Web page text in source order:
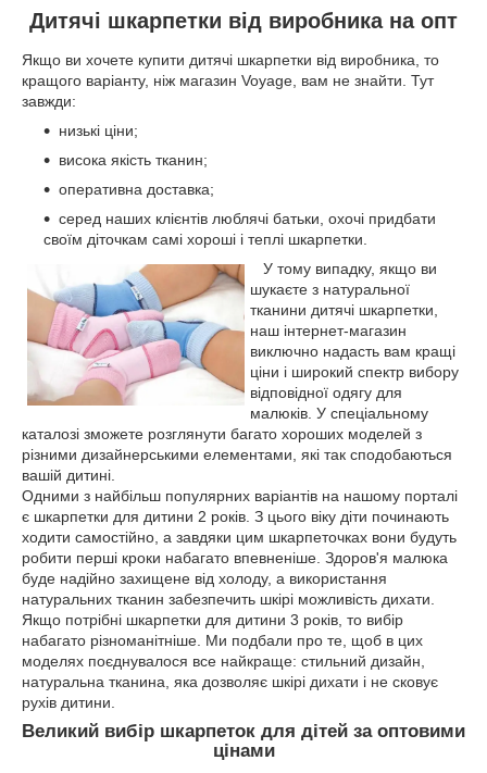
Дитячі шкарпетки від виробника на опт
Якщо ви хочете купити дитячі шкарпетки від виробника, то
кращого варіанту, ніж магазин Voyage , вам не знайти. Тут
завжди:
низькі ціни;
висока якість тканин;
оперативна доставка;
серед наших клієнтів люблячі батьки, охочі придбати
своїм діточкам самі хороші і теплі шкарпетки.
У тому випадку, якщо ви
шукаєте з натуральної
тканини дитячі шкарпетки,
наш інтернет-магазин
виключно надасть вам кращі
ціни і широкий спектр вибору
відповідної одягу для
малюків. У спеціальному
каталозі зможете розглянути багато хороших моделей з
різними дизайнерськими елементами, які так сподобаються
вашій дитині.
Одними з найбільш популярних варіантів на нашому порталі
є шкарпетки для дитини 2 років. З цього віку діти починають
ходити самостійно, а завдяки цим шкарпеточках вони будуть
робити перші кроки набагато впевненіше. Здоров'я малюка
буде надійно захищене від холоду, а використання
натуральних тканин забезпечить шкірі можливість дихати.
Якщо потрібні шкарпетки для дитини 3 років, то вибір
набагато різноманітніше. Ми подбали про те, щоб в цих
моделях поєднувалося все найкраще: стильний дизайн,
натуральна тканина, яка дозволяє шкірі дихати і не сковує
рухів дитини.
Великий вибір шкарпеток для дітей за оптовими
цінами